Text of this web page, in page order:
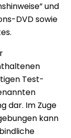
und
DVD sowie
Test-
dar. Im Zuge
kann